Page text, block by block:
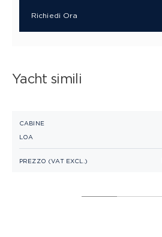
Richiedi Ora
Yacht simili
PRINCESS S80
PREZZO (VAT EXCL.)
CABINE
LOA